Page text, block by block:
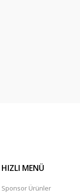
HIZLI MENÜ
Sponsor Ürünler